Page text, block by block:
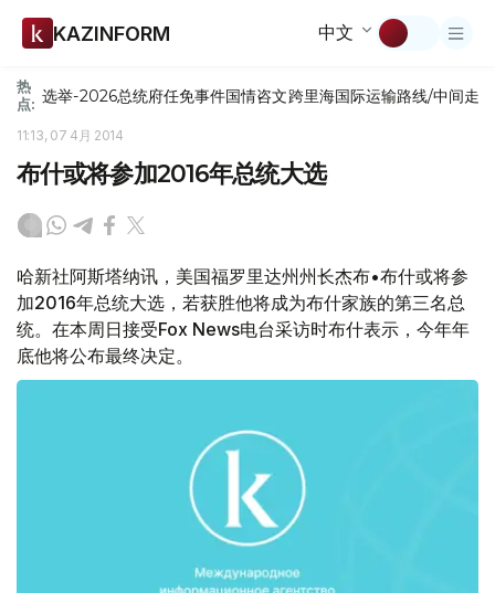
KAZINFORM 中文
热
点: 选举-2026总统府任免事件国情咨文跨里海国际运输路线/中间走廊
11:13, 07 4月 2014
布什或将参加2016年总统大选
哈新社阿斯塔纳讯，美国福罗里达州州长杰布•布什或将参
加2016年总统大选，若获胜他将成为布什家族的第三名总
统。在本周日接受Fox News电台采访时布什表示，今年年
底他将公布最终决定。